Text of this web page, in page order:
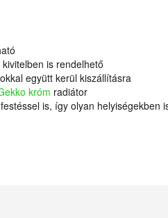
is rendelhető
együtt kerül kiszállításra
króm radiátor
is, így olyan helyiségekben